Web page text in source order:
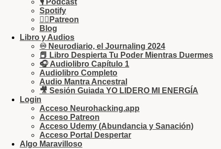
🎙 Podcast
Spotify
🏄‍♂️Patreon
Blog
Libro y Audios
♾ Neurodiario, el Journaling 2024
📕 Libro Despierta Tu Poder Mientras Duermes
🎧 Audiolibro Capítulo 1
Audiolibro Completo
Audio Mantra Ancestral
🎥 Sesión Guiada YO LIDERO MI ENERGÍA
Login
Acceso Neurohacking.app
Acceso Patreon
Acceso Udemy (Abundancia y Sanación)
Acceso Portal Despertar
Algo Maravilloso